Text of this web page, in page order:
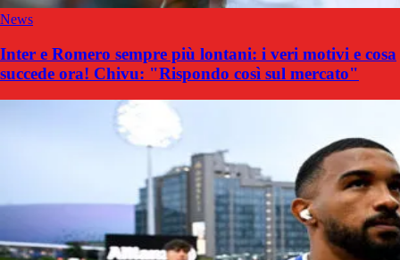
News
Inter e Romero sempre più lontani: i veri motivi e cosa
succede ora! Chivu: "Rispondo così sul mercato"